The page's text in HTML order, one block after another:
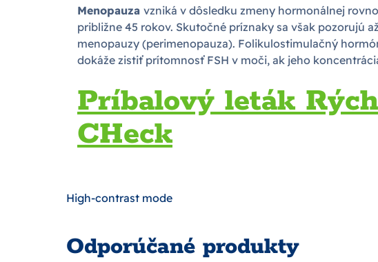
Menopauza vzniká v dôsledku zmeny hormonálnej
približne 45 rokov. Skutočné príznaky sa však pozorujú
menopauzy (perimenopauza). Folikulostimulačný
dokáže zistiť prítomnosť FSH v moči, ak jeho
Príbalový leták
CHeck
High-contrast mode
Odporúčané produkty